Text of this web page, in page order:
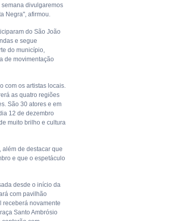
divulgaremos
Negra", afirmou.
do São João
e segue
do município,
de movimentação
com os artistas locais.
as quatro regiões
São 30 atores e em
12 de dezembro
muito brilho e cultura
além de destacar que
e que o espetáculo
desde o início da
com pavilhão
receberá novamente
Santo Ambrósio